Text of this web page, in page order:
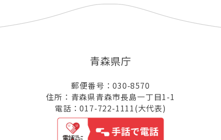
青森県庁
郵便番号：030-8570
住所：青森県青森市長島一丁目1-1
電話：017-722-1111(大代表)